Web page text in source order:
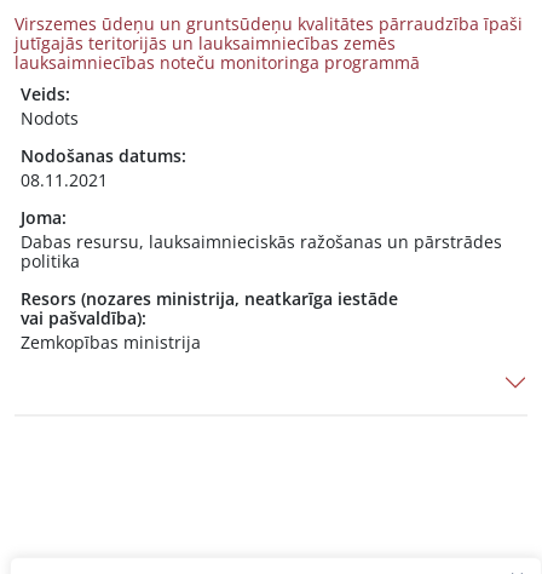
Virszemes ūdeņu un gruntsūdeņu kvalitātes pārraudzība īpaši
jutīgajās teritorijās un lauksaimniecības zemēs
lauksaimniecības noteču monitoringa programmā
Veids:
Nodots
Nodošanas datums:
08.11.2021
Joma:
Dabas resursu, lauksaimnieciskās ražošanas un pārstrādes
politika
Resors (nozares ministrija, neatkarīga iestāde
vai pašvaldība):
Zemkopības ministrija